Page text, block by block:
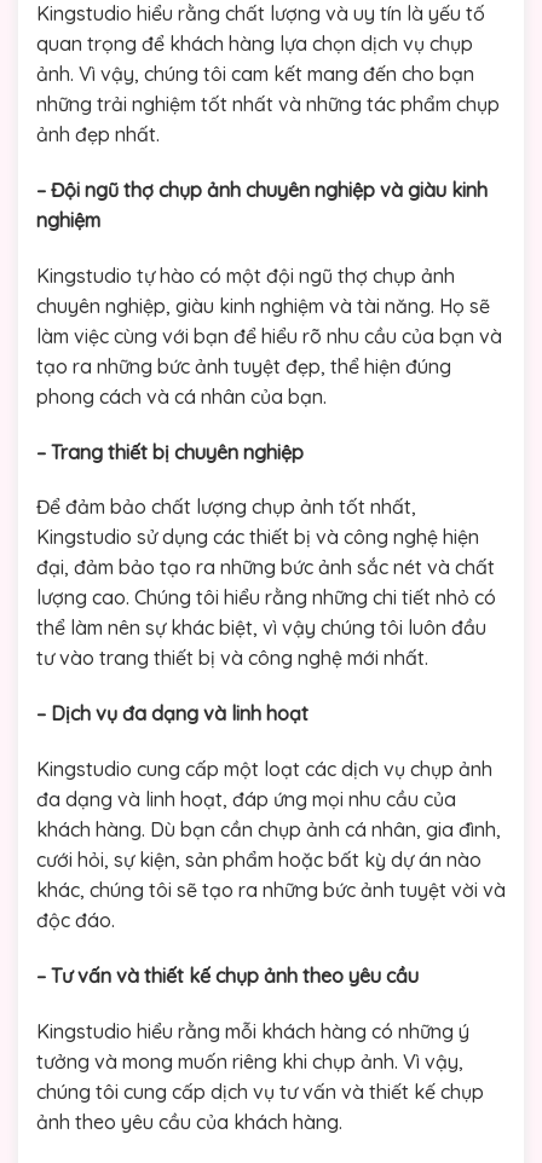
Kingstudio hiểu rằng chất lượng và uy tín là yếu tố
quan trọng để khách hàng lựa chọn dịch vụ chụp
ảnh. Vì vậy, chúng tôi cam kết mang đến cho bạn
những trải nghiệm tốt nhất và những tác phẩm chụp
ảnh đẹp nhất.
– Đội ngũ thợ chụp ảnh chuyên nghiệp và giàu kinh
nghiệm
Kingstudio tự hào có một đội ngũ thợ chụp ảnh
chuyên nghiệp, giàu kinh nghiệm và tài năng. Họ sẽ
làm việc cùng với bạn để hiểu rõ nhu cầu của bạn và
tạo ra những bức ảnh tuyệt đẹp, thể hiện đúng
phong cách và cá nhân của bạn.
– Trang thiết bị chuyên nghiệp
Để đảm bảo chất lượng chụp ảnh tốt nhất,
Kingstudio sử dụng các thiết bị và công nghệ hiện
đại, đảm bảo tạo ra những bức ảnh sắc nét và chất
lượng cao. Chúng tôi hiểu rằng những chi tiết nhỏ có
thể làm nên sự khác biệt, vì vậy chúng tôi luôn đầu
tư vào trang thiết bị và công nghệ mới nhất.
– Dịch vụ đa dạng và linh hoạt
Kingstudio cung cấp một loạt các dịch vụ chụp ảnh
đa dạng và linh hoạt, đáp ứng mọi nhu cầu của
khách hàng. Dù bạn cần chụp ảnh cá nhân, gia đình,
cưới hỏi, sự kiện, sản phẩm hoặc bất kỳ dự án nào
khác, chúng tôi sẽ tạo ra những bức ảnh tuyệt vời và
độc đáo.
– Tư vấn và thiết kế chụp ảnh theo yêu cầu
Kingstudio hiểu rằng mỗi khách hàng có những ý
tưởng và mong muốn riêng khi chụp ảnh. Vì vậy,
chúng tôi cung cấp dịch vụ tư vấn và thiết kế chụp
ảnh theo yêu cầu của khách hàng.